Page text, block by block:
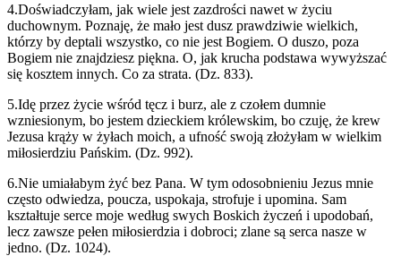
4.Doświadczyłam, jak wiele jest zazdrości nawet w życiu
duchownym. Poznaję, że mało jest dusz prawdziwie wielkich,
którzy by deptali wszystko, co nie jest Bogiem. O duszo, poza
Bogiem nie znajdziesz piękna. O, jak krucha podstawa wywyższać
się kosztem innych. Co za strata. (Dz. 833).
5.Idę przez życie wśród tęcz i burz, ale z czołem dumnie
wzniesionym, bo jestem dzieckiem królewskim, bo czuję, że krew
Jezusa krąży w żyłach moich, a ufność swoją złożyłam w wielkim
miłosierdziu Pańskim. (Dz. 992).
6.Nie umiałabym żyć bez Pana. W tym odosobnieniu Jezus mnie
często odwiedza, poucza, uspokaja, strofuje i upomina. Sam
kształtuje serce moje według swych Boskich życzeń i upodobań,
lecz zawsze pełen miłosierdzia i dobroci; zlane są serca nasze w
jedno. (Dz. 1024).